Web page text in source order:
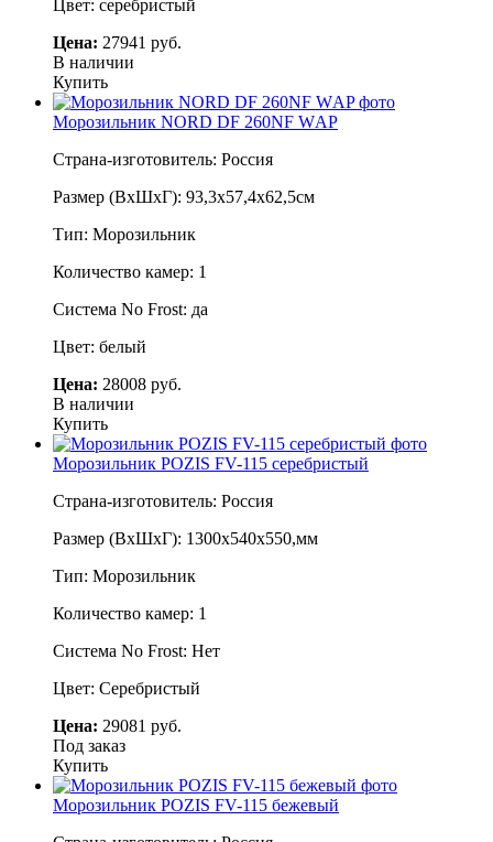
Цвет: серебристый
Цена: 27941 руб.
В наличии
Купить
Морозильник NORD DF 260NF WАP
Страна-изготовитель: Россия
Размер (ВхШхГ): 93,3х57,4х62,5см
Тип: Морозильник
Количество камер: 1
Система No Frost: да
Цвет: белый
Цена: 28008 руб.
В наличии
Купить
Морозильник POZIS FV-115 серебристый
Страна-изготовитель: Россия
Размер (ВхШхГ): 1300х540х550,мм
Тип: Морозильник
Количество камер: 1
Система No Frost: Нет
Цвет: Серебристый
Цена: 29081 руб.
Под заказ
Купить
Морозильник POZIS FV-115 бежевый